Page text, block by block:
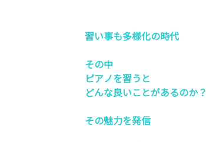
習い事も多様化の時代
その中
ピアノを習うと
どんな良いことがあるのか？
その魅力を発信